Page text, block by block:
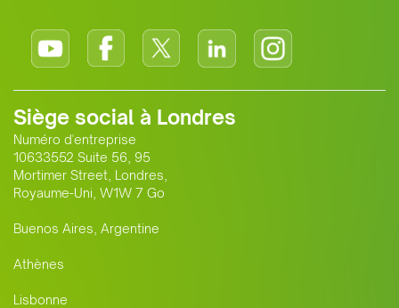
Siège social à Londres
Numéro d'entreprise
10633552 Suite 56, 95
Mortimer Street, Londres,
Royaume-Uni, W1W 7 Go
Buenos Aires, Argentine
Athènes
Lisbonne